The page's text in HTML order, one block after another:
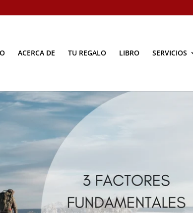
ACERCA DE TU REGALO LIBRO SERVICIOS